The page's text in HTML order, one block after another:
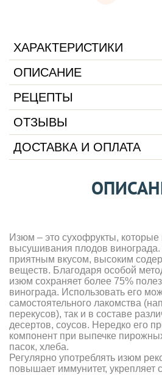
ХАРАКТЕРИСТИКИ
ОПИСАНИЕ
РЕЦЕПТЫ
ОТЗЫВЫ
ДОСТАВКА И ОПЛАТА
Изюм – это сухофрукты, которые
высушивания плодов винограда.
приятным вкусом, высоким
веществ. Благодаря особой
изюм сохраняет более 75%
винограда. Использовать его
самостоятельного лакомства
перекусов), так и в составе
десертов, соусов. Нередко его
компонент при выпечке
пасок, хлеба.
Регулярно употреблять изюм
повышает иммунитет, укрепляет